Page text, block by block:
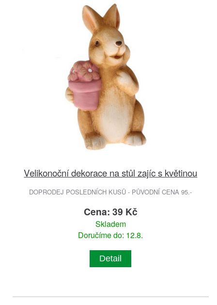
Velikonoční dekorace na stůl zajíc s květinou
DOPRODEJ POSLEDNÍCH KUSŮ - PŮVODNÍ CENA 95.-
Cena: 39 Kč
Skladem
Doručíme do: 12.8.
Detail